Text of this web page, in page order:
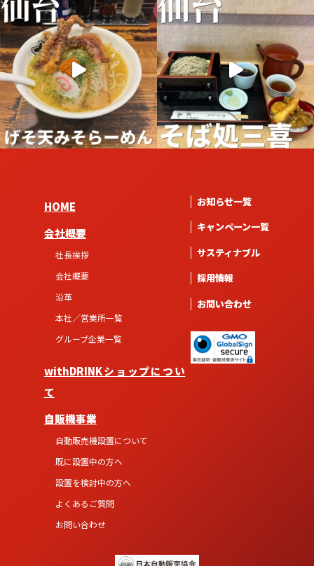
HOME
会社概要
社長挨拶
会社概要
沿革
本社／営業所一覧
グループ企業一覧
withDRINKショップについ
て
自販機事業
自動販売機設置について
既に設置中の方へ
設置を検討中の方へ
よくあるご質問
お問い合わせ
お知らせ一覧
キャンペーン一覧
サスティナブル
採用情報
お問い合わせ